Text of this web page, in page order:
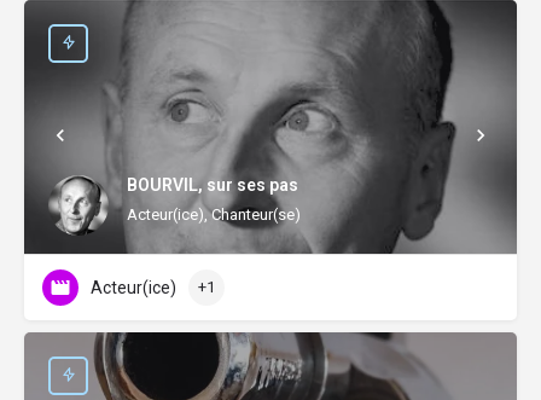
BOURVIL, sur ses pas
Acteur(ice), Chanteur(se)
Acteur(ice) +1